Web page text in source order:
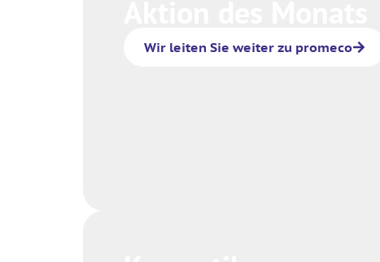
Wir leiten Sie weiter zu promeco